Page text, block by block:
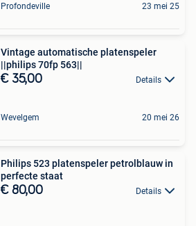
Profondeville 23 mei 25
Vintage automatische platenspeler
||philips 70fp 563||
€ 35,00 Details
Wevelgem 20 mei 26
Philips 523 platenspeler petrolblauw in
perfecte staat
€ 80,00 Details